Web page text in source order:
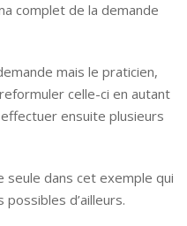
complet de la demande
mais le praticien,
celle-ci en autant
ensuite plusieurs
seule dans cet exemple qui
d’ailleurs.